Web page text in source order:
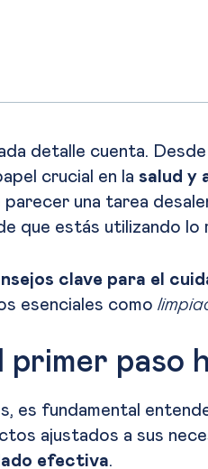
detalle cuenta.
crucial en la salud y
una tarea
que estás utilizando lo
clave para el
esenciales como
primer paso
es fundamental
ajustados a sus
efectiva.